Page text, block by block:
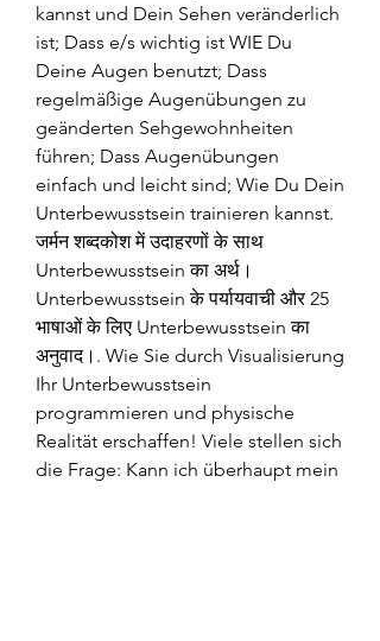
kannst und Dein Sehen veränderlich
ist; Dass e/s wichtig ist WIE Du
Deine Augen benutzt; Dass
regelmäßige Augenübungen zu
geänderten Sehgewohnheiten
führen; Dass Augenübungen
einfach und leicht sind; Wie Du Dein
Unterbewusstsein trainieren kannst.
जर्मन शब्दकोश में उदाहरणों के साथ
Unterbewusstsein का अर्थ।
Unterbewusstsein के पर्यायवाची और 25
भाषाओं के लिए Unterbewusstsein का
अनुवाद।. Wie Sie durch Visualisierung
Ihr Unterbewusstsein
programmieren und physische
Realität erschaffen! Viele stellen sich
die Frage: Kann ich überhaupt mein